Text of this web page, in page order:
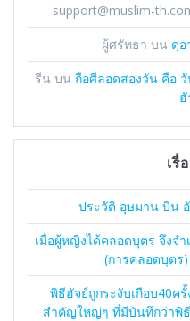
support@muslim-
ผู้ศรัทธา บน ดุอ
รีน บน ถือศีลอดสองวัน คือ
เรื่
ประวัติ อุษมาน บิน
เมื่อผู้หญิงได้คลอดบุตร จึงจ
(การคลอดบุตร)
พิธีฮัจย์ถูกระงับเกือบ40ค
สำคัญใหญ่ๆ ที่มีบันทึกว่าพิ